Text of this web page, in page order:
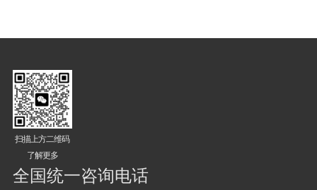
扫描上方二维码
了解更多
全国统一咨询电话